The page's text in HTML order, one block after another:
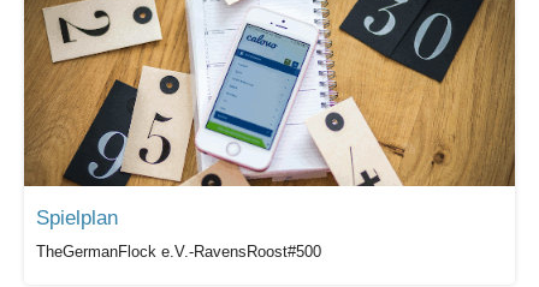
Spielplan
TheGermanFlock e.V.-RavensRoost#500